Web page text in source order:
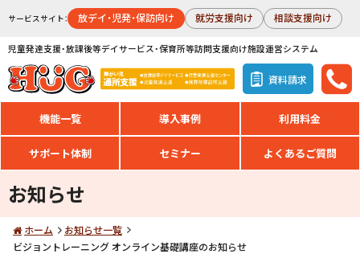
サービスサイト： 放デイ・児発・保訪向け 就労支援向け 相談支援向け
児童発達支援・放課後等デイサービス・保育所等訪問支援向け施設運営システム
資料請求
機能一覧 導入事例 利用料金
サポート体制 セミナー よくあるご質問
お知らせ
ホーム
お知らせ一覧
ビジョントレーニング オンライン基礎講座のお知らせ